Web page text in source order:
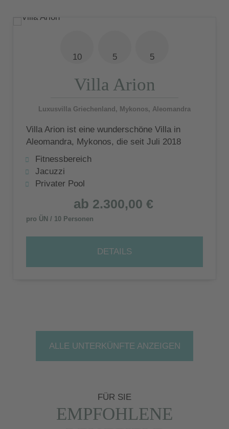
10 5 5
Villa Arion
Luxusvilla Griechenland, Mykonos, Aleomandra
Villa Arion ist eine wunderschöne Villa in
Aleomandra, Mykonos, die seit Juli 2018
Gäste empfängt. Die schöne 350 qm große
Villa besteht aus 3 Schlafzimmern und 2
Gästehäusern und erstreckt sich auf einem
das Ägäische Meer, mit Oliven und anderen
mediterranen Pflanzen.
Fitnessbereich
Jacuzzi
Privater Pool
ab 2.300,00 €
pro ÜN / 10 Personen
DETAILS
ALLE UNTERKÜNFTE ANZEIGEN
FÜR SIE
EMPFOHLENE